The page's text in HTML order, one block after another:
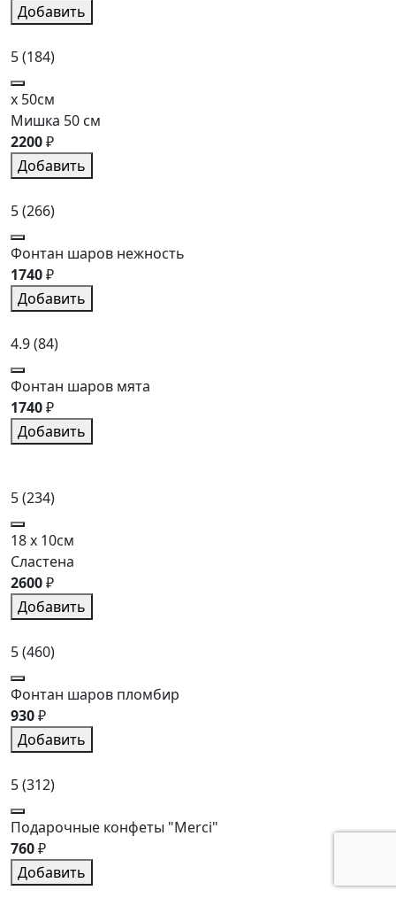
Добавить
5(184)
x 50см
Мишка 50 см
2200₽
Добавить
5(266)
Фонтан шаров нежность
1740₽
Добавить
4.9(84)
Фонтан шаров мята
1740₽
Добавить
5(234)
18 x 10см
Сластена
2600₽
Добавить
5(460)
Фонтан шаров пломбир
930₽
Добавить
5(312)
Подарочные конфеты "Merci"
760₽
Добавить